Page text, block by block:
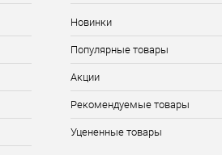
Новинки
Популярные товары
Акции
Рекомендуемые товары
Уцененные товары